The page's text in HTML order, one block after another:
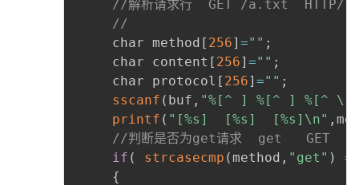
//解析请求行  GET /a.txt  HTTP/
//
	 char method
[ 256] ="" ;
	 char content
[ 256] ="" ;
	 char protocol
[ 256] ="" ;
sscanf ( buf , "%[^ ] %[^ ] %[^
printf ( "[%s]  [%s]  [%s]\n" ,
//判断是否为get请求  get   GET
if ( strcasecmp ( method , "get" )
{